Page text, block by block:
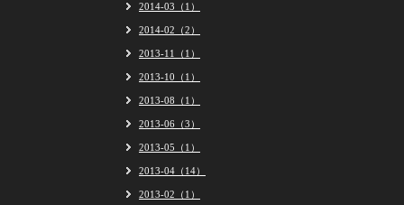
2014-03（1）
2014-02（2）
2013-11（1）
2013-10（1）
2013-08（1）
2013-06（3）
2013-05（1）
2013-04（14）
2013-02（1）